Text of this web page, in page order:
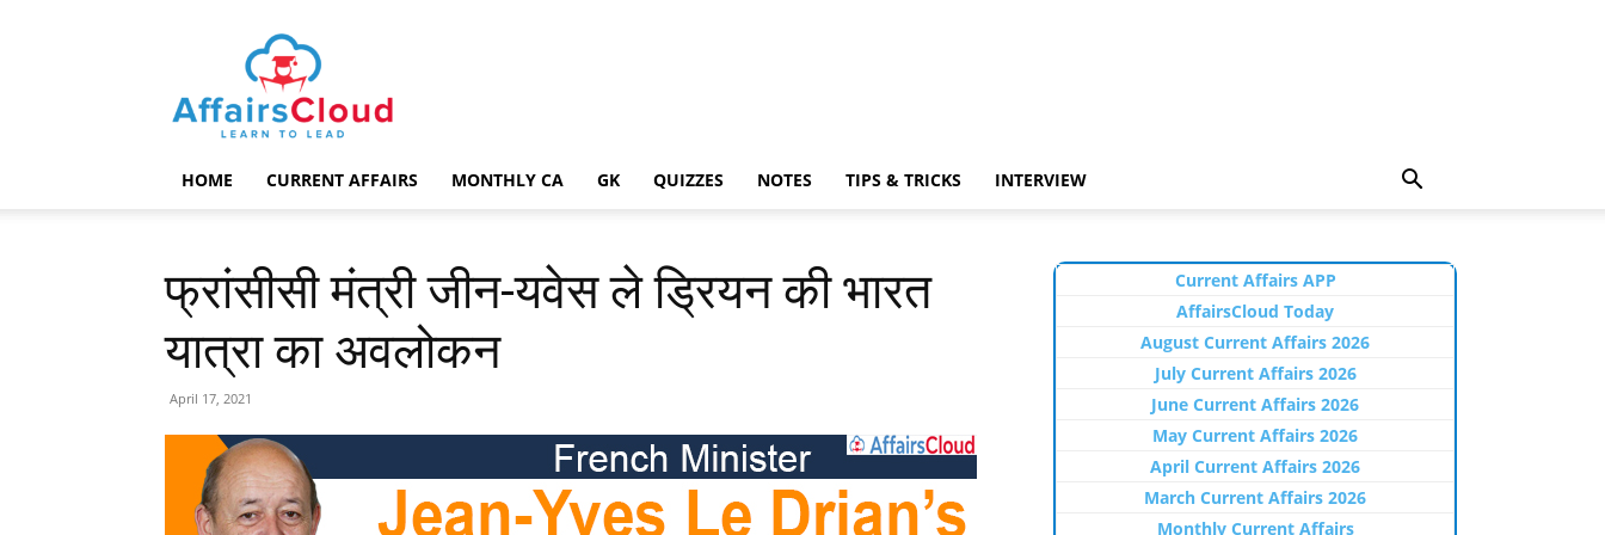
AffairsCloud.com
HOME CURRENT AFFAIRS MONTHLY CA GK QUIZZES NOTES TIPS & TRICKS INTERVIEW
फ्रांसीसी मंत्री जीन-यवेस ले ड्रियन की भारत
यात्रा का अवलोकन
April 17, 2021
Current Affairs APP
AffairsCloud Today
August Current Affairs 2026
July Current Affairs 2026
June Current Affairs 2026
May Current Affairs 2026
April Current Affairs 2026
March Current Affairs 2026
Monthly Current Affairs